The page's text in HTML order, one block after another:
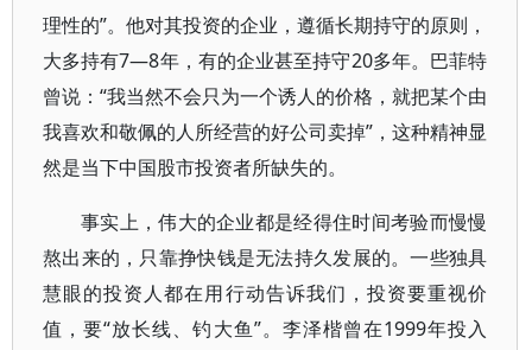
理性的”。他对其投资的企业，遵循长期持守的原则，
大多持有7—8年，有的企业甚至持守20多年。巴菲特
曾说：“我当然不会只为一个诱人的价格，就把某个由
我喜欢和敬佩的人所经营的好公司卖掉”，这种精神显
然是当下中国股市投资者所缺失的。
事实上，伟大的企业都是经得住时间考验而慢慢
熬出来的，只靠挣快钱是无法持久发展的。一些独具
慧眼的投资人都在用行动告诉我们，投资要重视价
值，要“放长线、钓大鱼”。李泽楷曾在1999年投入